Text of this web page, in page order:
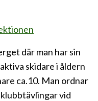
där man har sin
skidare i åldern
ca.10. Man ordnar
vid